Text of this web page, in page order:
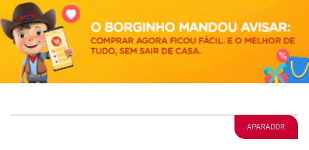
APARADOR